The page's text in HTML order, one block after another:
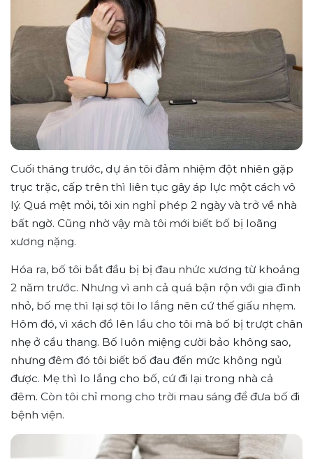
Cuối tháng trước, dự án tôi đảm nhiệm đột nhiên gặp
trục trặc, cấp trên thì liên tục gây áp lực một cách vô
lý. Quá mệt mỏi, tôi xin nghỉ phép 2 ngày và trở về nhà
bất ngờ. Cũng nhờ vậy mà tôi mới biết bố bị loãng
xương nặng.
Hóa ra, bố tôi bắt đầu bị bị đau nhức xương từ khoảng
2 năm trước. Nhưng vì anh cả quá bận rộn với gia đình
nhỏ, bố mẹ thì lại sợ tôi lo lắng nên cứ thế giấu nhẹm.
Hôm đó, vì xách đồ lên lầu cho tôi mà bố bị trượt chân
nhẹ ở cầu thang. Bố luôn miệng cười bảo không sao,
nhưng đêm đó tôi biết bố đau đến mức không ngủ
được. Mẹ thì lo lắng cho bố, cứ đi lại trong nhà cả
đêm. Còn tôi chỉ mong cho trời mau sáng để đưa bố đi
bệnh viện.